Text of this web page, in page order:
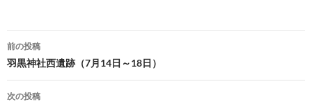
投
稿
ナ
前の投稿
羽黒神社西遺跡（7月14日～18日）
次の投稿